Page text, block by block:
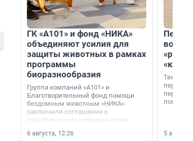
ГК «А101» и фонд «НИКА»
объединяют усилия для
защиты животных в рамках
программы
биоразнообразия
Группа компаний «А101» и
Благотворительный фонд помощи
бездомным животным «НИКА»
заключили соглашение о
стратегическом сотрудничестве.
6 августа, 12:26
5